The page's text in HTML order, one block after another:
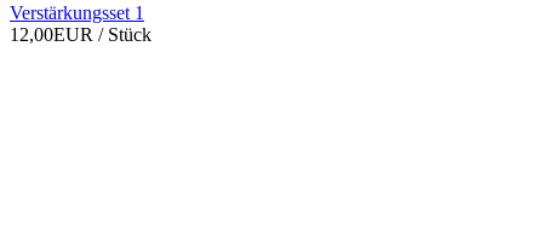
Verstärkungsset 1
12,00EUR / Stück